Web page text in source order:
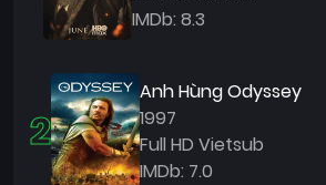
IMDb: 8.3
2
Anh Hùng Odyssey
1997
Full HD Vietsub
IMDb: 7.0